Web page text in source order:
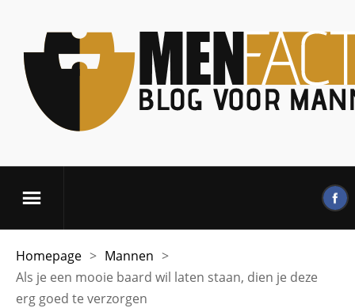
Homepage > Mannen >
Als je een mooie baard wil laten staan, dien je deze
erg goed te verzorgen